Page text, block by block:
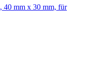
mm x 30 mm, für